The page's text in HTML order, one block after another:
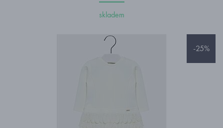
skladem
-25%